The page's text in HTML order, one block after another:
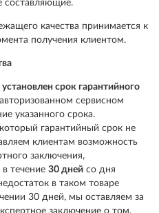
составляющие.
качества принимается к
получения клиентом.
срок гарантийного
сервисном
указанного срока.
гарантийный срок не
клиентам возможность
заключения,
течение 30 дней со дня
в таком товаре
30 дней, мы оставляем за
заключение о том,